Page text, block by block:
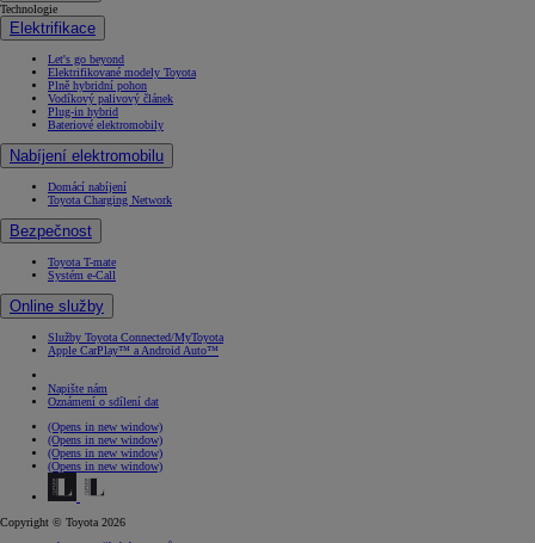
Technologie
Elektrifikace
Let's go beyond
Elektrifikované modely Toyota
Plně hybridní pohon
Vodíkový palivový článek
Plug-in hybrid
Bateriové elektromobily
Nabíjení elektromobilu
Domácí nabíjení
Toyota Charging Network
Bezpečnost
Toyota T-mate
Systém e-Call
Online služby
Služby Toyota Connected/MyToyota
Apple CarPlay™ a Android Auto™
Napište nám
Oznámení o sdílení dat
(Opens in new window)
(Opens in new window)
(Opens in new window)
(Opens in new window)
Copyright © Toyota 2026